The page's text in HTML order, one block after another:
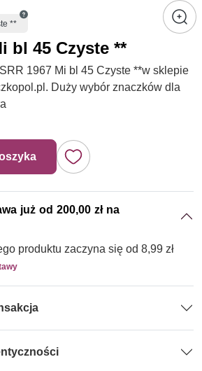
**
bl 45 Czyste **
1967 Mi bl 45 Czyste **w sklepie
Duży wybór znaczków dla
już od 200,00 zł na
produktu zaczyna się od 8,99 zł